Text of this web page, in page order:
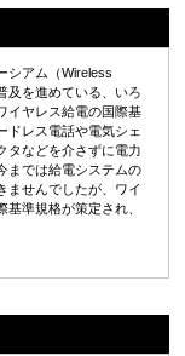
シアム（Wireless
及を進めている、いろ
イヤレス給電の国際基
ドレス電話や電気シェ
タなどを介さずに電力
までは給電システムの
ませんでしたが、ワイ
準規格が策定され、